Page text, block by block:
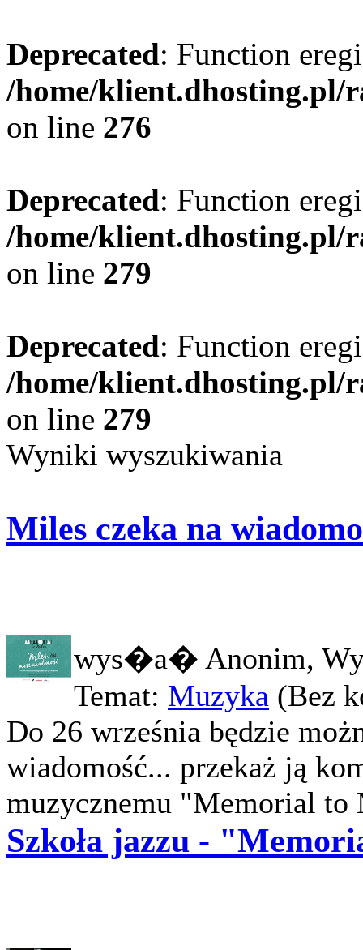
Deprecated: Function
/home/klient.dhosting.pl/
on line 276
Deprecated: Function
/home/klient.dhosting.pl/
on line 279
Deprecated: Function
/home/klient.dhosting.pl/
on line 279
Wyniki wyszukiwania
Miles czeka na
wys�a� Anonim,
Temat: Muzyka (Bez
Do 26 września będzie
wiadomość... przekaż ją
muzycznemu "Memorial to
Szkoła jazzu -